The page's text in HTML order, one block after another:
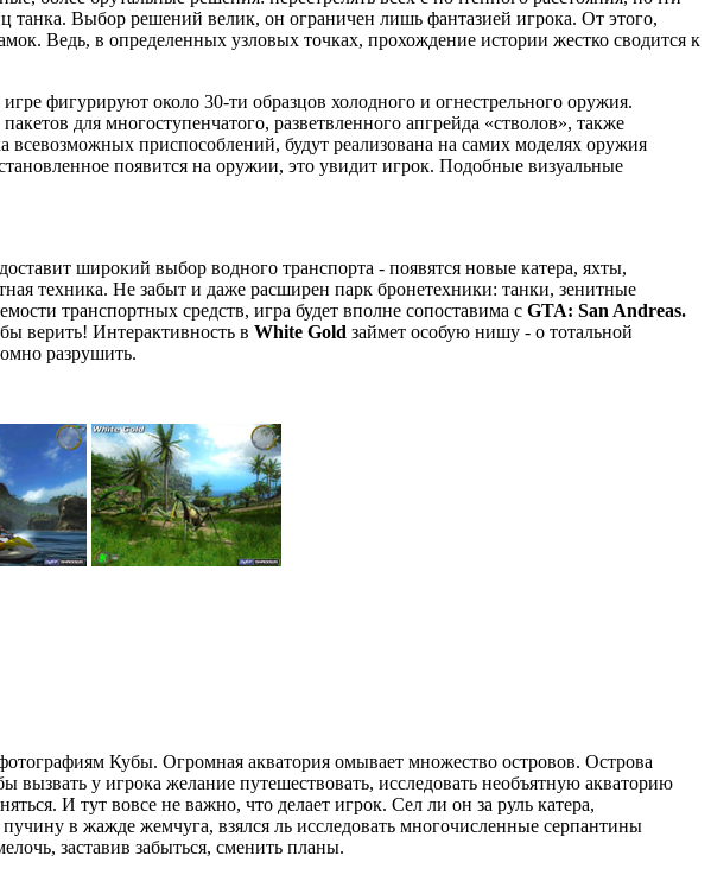
Выбор решений велик, он ограничен лишь фантазией игрока. От этого,
Ведь, в определенных узловых точках, прохождение истории жестко сводится к
фигурируют около 30-ти образцов холодного и огнестрельного оружия.
для многоступенчатого, разветвленного апгрейда «стволов», также
всевозможных приспособлений, будут реализована на самих моделях оружия
появится на оружии, это увидит игрок. Подобные визуальные
широкий выбор водного транспорта - появятся новые катера, яхты,
техника. Не забыт и даже расширен парк бронетехники: танки, зенитные
транспортных средств, игра будет вполне сопоставима с GTA: San Andreas.
верить! Интерактивность в White Gold займет особую нишу - о тотальной
разрушить.
Кубы. Огромная акватория омывает множество островов. Острова
у игрока желание путешествовать, исследовать необъятную акваторию
И тут вовсе не важно, что делает игрок. Сел ли он за руль катера,
в жажде жемчуга, взялся ль исследовать многочисленные серпантины
заставив забыться, сменить планы.